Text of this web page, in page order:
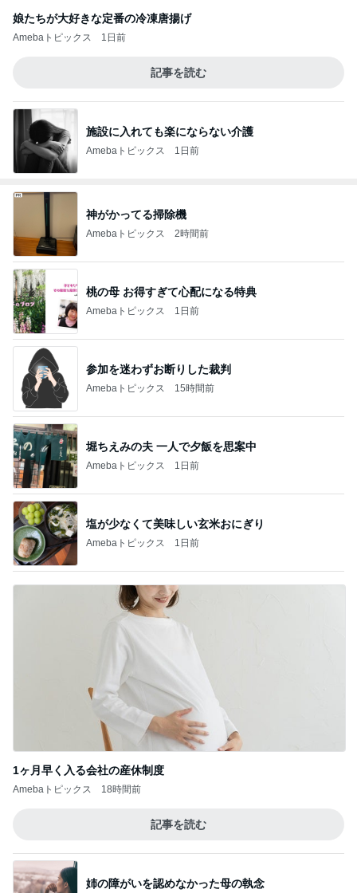
娘たちが大好きな定番の冷凍唐揚げ
Amebaトピックス 1日前
記事を読む
施設に入れても楽にならない介護
Amebaトピックス 1日前
神がかってる掃除機
Amebaトピックス 2時間前
桃の母 お得すぎて心配になる特典
Amebaトピックス 1日前
参加を迷わずお断りした裁判
Amebaトピックス 15時間前
堀ちえみの夫 一人で夕飯を思案中
Amebaトピックス 1日前
塩が少なくて美味しい玄米おにぎり
Amebaトピックス 1日前
1ヶ月早く入る会社の産休制度
Amebaトピックス 18時間前
記事を読む
姉の障がいを認めなかった母の執念